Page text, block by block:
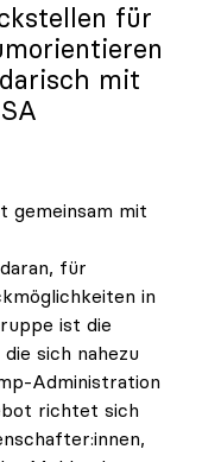
für
mit
gemeinsam mit
für
in
ist die
sich nahezu
Administration
richtet sich